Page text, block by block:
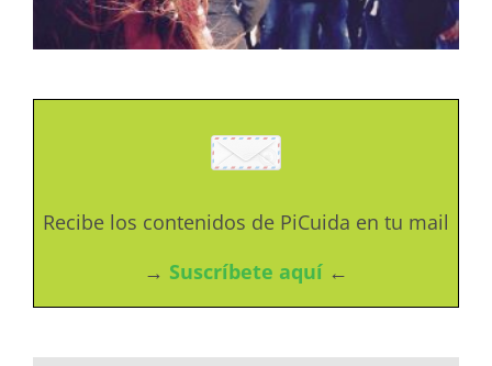
Recibe los contenidos de PiCuida en tu mail
→ Suscríbete aquí ←